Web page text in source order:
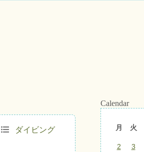
ダイビング
Calendar
月
火
2
3